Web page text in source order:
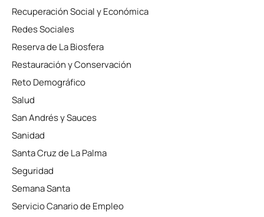
Recuperación Social y Económica
Redes Sociales
Reserva de La Biosfera
Restauración y Conservación
Reto Demográfico
Salud
San Andrés y Sauces
Sanidad
Santa Cruz de La Palma
Seguridad
Semana Santa
Servicio Canario de Empleo